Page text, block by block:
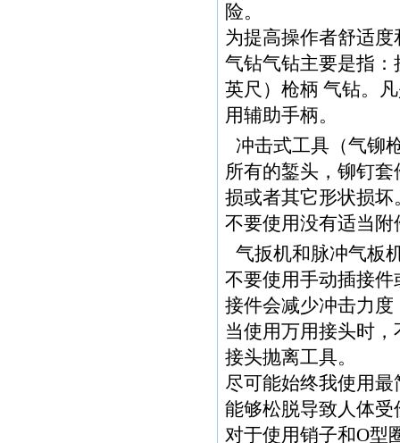
险。
为提高操作者舒适
气钻气钻主要是指
英尺）枪柄 气钻。
用辅助手柄。
冲击式工具（气铆
所有的錾头，铆钉
损或者其它形状损
不要使用没有适当
气扳机和脉冲气板
不要使用手动插接
接件会减少冲击力
当使用万用接头时
接头抛离工具。
尽可能始终我使用
能够松脱导致人体受
对于使用销子和O型